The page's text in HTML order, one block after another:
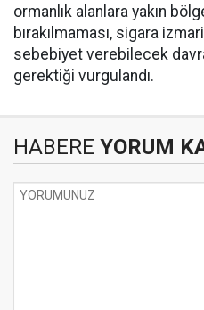
ormanlık alanlara yakın
bırakılmaması, sigara
sebebiyet verebilecek
gerektiği vurgulandı.
HABERE YORUM